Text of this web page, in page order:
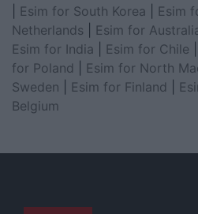
Esim for South Korea Esim
Netherlands
Esim for
Esim for India
Esim for Chile
for Poland
Esim for North
Sweden
Esim for Finland
Belgium